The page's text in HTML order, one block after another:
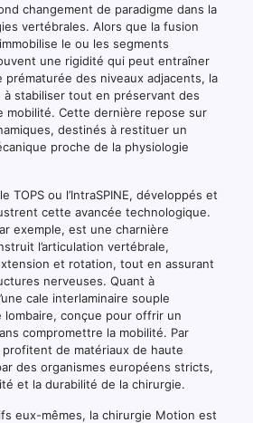
changement de paradigme dans la
vertébrales. Alors que la fusion
le ou les segments
une rigidité qui peut entraîner
prématurée des niveaux adjacents, la
stabiliser tout en préservant des
mobilité. Cette dernière repose sur
destinés à restituer un
proche de la physiologie
TOPS ou l’IntraSPINE, développés et
cette avancée technologique.
exemple, est une charnière
l’articulation vertébrale,
et rotation, tout en assurant
nerveuses. Quant à
cale interlaminaire souple
lombaire, conçue pour offrir un
compromettre la mobilité. Par
de matériaux de haute
des organismes européens stricts,
et la durabilité de la chirurgie.
eux-mêmes, la chirurgie Motion est